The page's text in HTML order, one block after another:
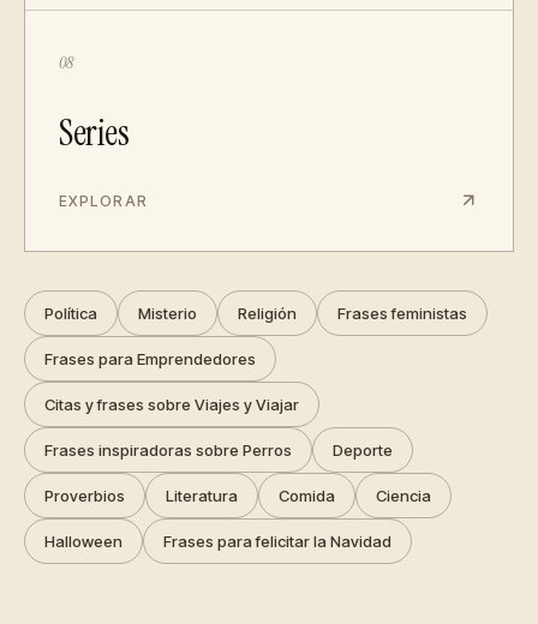
08
Series
EXPLORAR
Política Misterio Religión Frases feministas
Frases para Emprendedores
Citas y frases sobre Viajes y Viajar
Frases inspiradoras sobre Perros Deporte
Proverbios Literatura Comida Ciencia
Halloween Frases para felicitar la Navidad